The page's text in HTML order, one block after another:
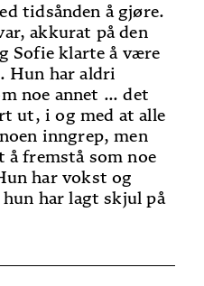
tidsånden å gjøre.
akkurat på den
Sofie klarte å være
Hun har aldri
noe annet ... det
ut, i og med at alle
inngrep, men
fremstå som noe
har vokst og
har lagt skjul på